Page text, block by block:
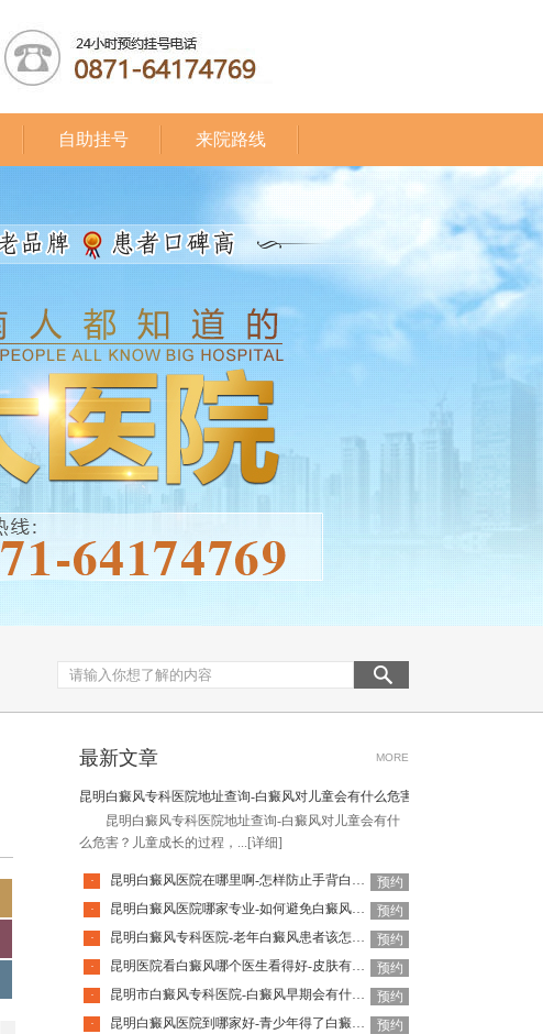
自助挂号 来院路线
最新文章 MORE
昆明白癜风专科医院地址查询-白癜风对儿童会有什么危害
昆明白癜风专科医院地址查询-白癜风对儿童会有什
么危害？儿童成长的过程，... [详细]
· 昆明白癜风医院在哪里啊-怎样防止手背白癜风扩散呢
预约
·
昆明白癜风医院哪家专业-如何避免白癜风复发呢
预约
·
昆明白癜风专科医院-老年白癜风患者该怎么有效应对疾病
预约
·
昆明医院看白癜风哪个医生看得好-皮肤有白癜风后该怎么护理
预约
·
昆明市白癜风专科医院-白癜风早期会有什么症状
预约
·
昆明白癜风医院到哪家好-青少年得了白癜风该怎么科学治疗呢
预约